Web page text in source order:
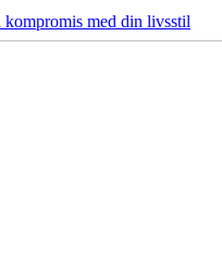
kompromis med din livsstil